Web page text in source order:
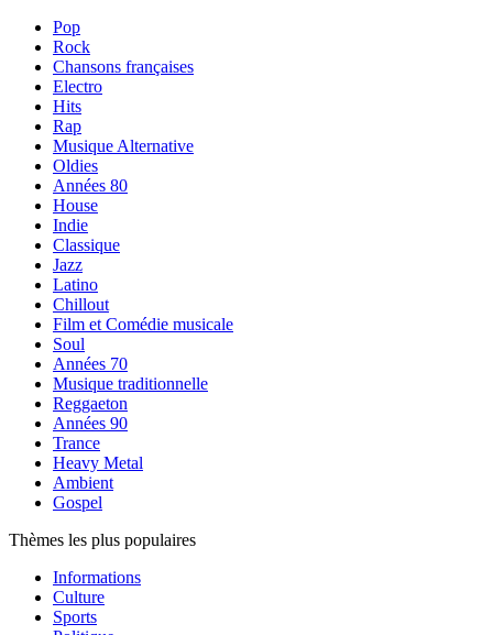
Pop
Rock
Chansons françaises
Electro
Hits
Rap
Musique Alternative
Oldies
Années 80
House
Indie
Classique
Jazz
Latino
Chillout
Film et Comédie musicale
Soul
Années 70
Musique traditionnelle
Reggaeton
Années 90
Trance
Heavy Metal
Ambient
Gospel
Thèmes les plus populaires
Informations
Culture
Sports